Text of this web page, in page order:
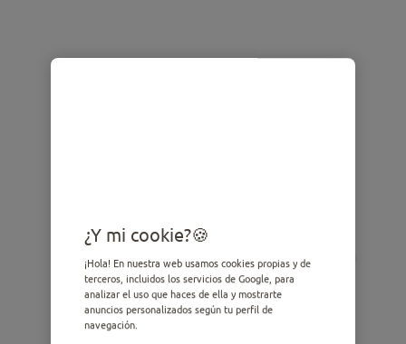
¿Y mi cookie?
¡Hola! En nuestra web usamos cookies propias y de
terceros, incluidos los servicios de Google, para
analizar el uso que haces de ella y mostrarte
anuncios personalizados según tu perfil de
navegación.